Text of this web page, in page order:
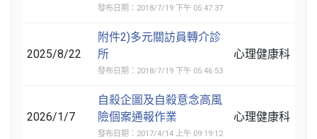
發布日期：2018/7/19 下午 05:47:37
2025/8/22
附件2)多元關訪員轉介診
所
發布日期：2018/7/19 下午 05:46:53
心理健康科
2026/1/7
自殺企圖及自殺意念高風
險個案通報作業
發布日期：2017/4/14 上午 09:19:12
心理健康科